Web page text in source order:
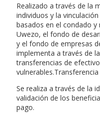
Realizado a través de la
individuos y la
basados en el condado
Uwezo, el fondo de
y el fondo de empresas
implementa a través de
transferencias de
Se realiza a través de la
validación de los
pago.